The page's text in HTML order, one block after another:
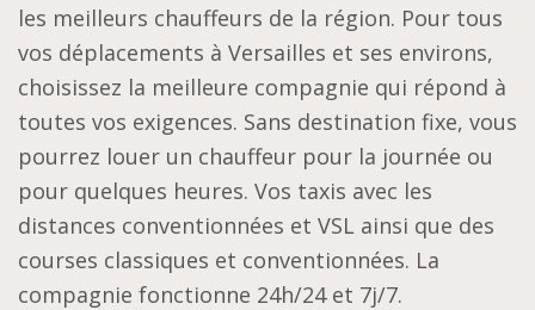
les meilleurs chauffeurs de la région. Pour tous
vos déplacements à Versailles et ses environs,
choisissez la meilleure compagnie qui répond à
toutes vos exigences. Sans destination fixe, vous
pourrez louer un chauffeur pour la journée ou
pour quelques heures. Vos taxis avec les
distances conventionnées et VSL ainsi que des
courses classiques et conventionnées. La
compagnie fonctionne 24h/24 et 7j/7.